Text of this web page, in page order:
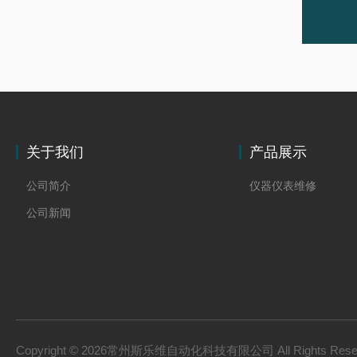
关于我们
公司简介
公司新闻
产品展示
仪器仪表维修
Copyright © 2026常州斯乐维自动化科技有限公司 All Rights